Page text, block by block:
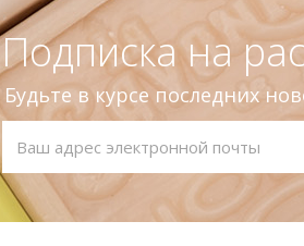
Подписка на
Будьте в курсе последних